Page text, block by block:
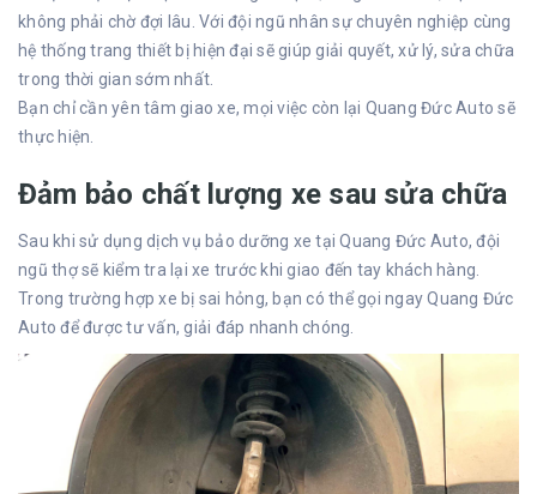
không phải chờ đợi lâu. Với đội ngũ nhân sự chuyên nghiệp cùng
hệ thống trang thiết bị hiện đại sẽ giúp giải quyết, xử lý, sửa chữa
trong thời gian sớm nhất.
Bạn chỉ cần yên tâm giao xe, mọi việc còn lại Quang Đức Auto sẽ
thực hiện.
Đảm bảo chất lượng xe sau sửa chữa
Sau khi sử dụng dịch vụ bảo dưỡng xe tại Quang Đức Auto, đội
ngũ thợ sẽ kiểm tra lại xe trước khi giao đến tay khách hàng.
Trong trường hợp xe bị sai hỏng, bạn có thể gọi ngay Quang Đức
Auto để được tư vấn, giải đáp nhanh chóng.